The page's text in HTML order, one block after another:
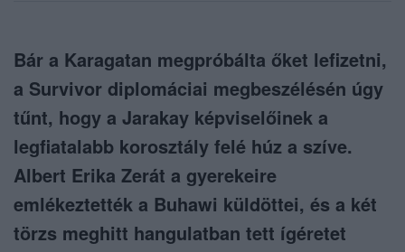
Bár a Karagatan megpróbálta őket lefizetni,
a Survivor diplomáciai megbeszélésén úgy
tűnt, hogy a Jarakay képviselőinek a
legfiatalabb korosztály felé húz a szíve.
Albert Erika Zerát a gyerekeire
emlékeztették a Buhawi küldöttei, és a két
törzs meghitt hangulatban tett ígéretet